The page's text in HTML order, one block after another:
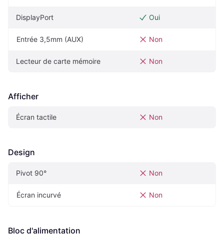
DisplayPort Oui
Entrée 3,5mm (AUX) Non
Lecteur de carte mémoire Non
Afficher
Écran tactile Non
Design
Pivot‎ 90°‎ Non
Écran incurvé Non
Bloc d'alimentation